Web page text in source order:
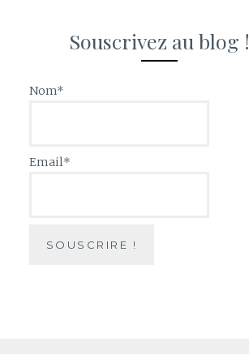
Souscrivez au blog !
Nom*
Email*